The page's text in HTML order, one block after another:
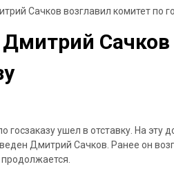
Сачков возглавил комитет по
Сачков
госзаказу ушел в отставку. На эту
Дмитрий Сачков. Ранее он